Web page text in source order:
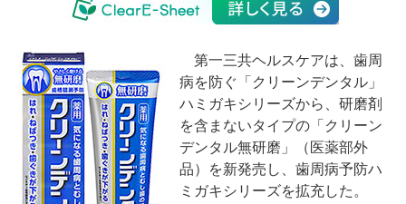
第一三共ヘルスケアは、歯周
病を防ぐ「クリーンデンタル」
ハミガキシリーズから、研磨剤
を含まないタイプの「クリーン
デンタル無研磨」（医薬部外
品）を新発売し、歯周病予防ハ
ミガキシリーズを拡充した。